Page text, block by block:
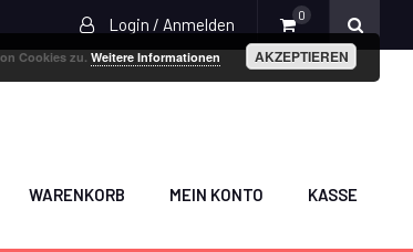
Login / Anmelden 0
WARENKORB MEIN KONTO KASSE
Cookies zu. Weitere Informationen AKZEPTIEREN